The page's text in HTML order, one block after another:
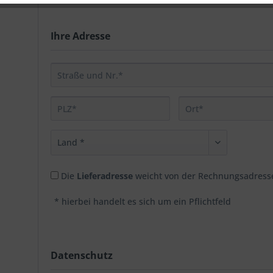
Ihre Adresse
Die Lieferadresseweicht von der
* hierbei handelt es sich um ein Pflichtfeld
Datenschutz